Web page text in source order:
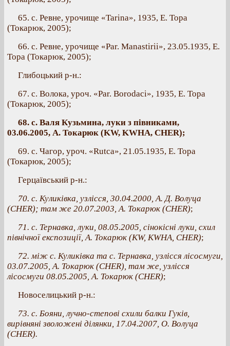
65. с. Ревне, урочище «Tarina», 1935, Е. Тора
(Токарюк, 2005);
66. с. Ревне, урочище «Par. Manastirii», 23.05.1935, Е.
Тора (Токарюк, 2005);
Глибоцький р-н.:
67. с. Волока, уроч. «Par. Borodaci», 1935, Е. Тора
(Токарюк, 2005);
68. с. Валя Кузьмина, луки з півниками,
03.06.2005, А. Токарюк (KW, KWHA, CHER);
69. с. Чагор, уроч. «Rutca», 21.05.1935, Е. Тора
(Токарюк, 2005);
Герцаївський р-н.:
70. с. Куликівка, узлісся, 30.04.2000, А. Д. Волуца
(CHER); там же 20.07.2003, А. Токарюк (CHER);
71. с. Тернавка, луки, 08.05.2005, сінокісні луки, схил
північної експозиції, А. Токарюк (КW, KWHA, CHER);
72. між с. Куликівка та с. Тернавка, узлісся лісосмуги,
03.07.2005, А. Токарюк (CHER), там же, узлісся
лісосмуги 08.05.2005, А. Токарюк (CHER);
Новоселицький р-н.:
73. с. Бояни, лучно-степові схили балки Гуків,
вирівняні зволожені ділянки, 17.04.2007, О. Волуца
(CHER).